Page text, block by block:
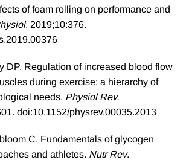
of foam rolling on performance and
. 2019;10:376.
DP. Regulation of increased blood flow
during exercise: a hierarchy of
needs. Physiol Rev.
doi:10.1152/physrev.00035.2013
C. Fundamentals of glycogen
and athletes. Nutr Rev.